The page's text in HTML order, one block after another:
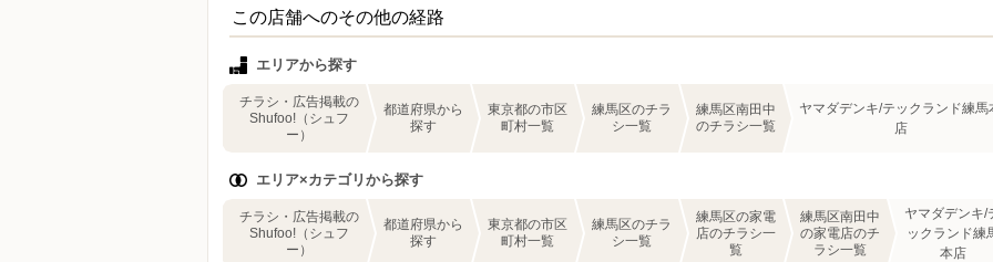
この店舗へのその他の経路
エリアから探す
チラシ・広告掲載の
Shufoo!（シュフ
ー）
都道府県から
探す
東京都の市区
町村一覧
練馬区のチラ
シ一覧
練馬区南田中
のチラシ一覧
ヤマダデンキ/テックランド練馬
店
エリア×カテゴリから探す
チラシ・広告掲載の
Shufoo!（シュフ
ー）
都道府県から
探す
東京都の市区
町村一覧
練馬区のチラ
シ一覧
練馬区の家電
店のチラシ一
覧
練馬区南田中
の家電店のチ
ラシ一覧
ヤマダデンキ/
ックランド練
本店